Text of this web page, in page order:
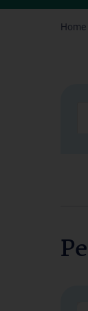
Home